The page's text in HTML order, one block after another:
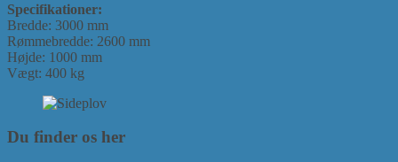
Specifikationer:
Bredde: 3000 mm
Rømmebredde: 2600 mm
Højde: 1000 mm
Vægt: 400 kg
Du finder os her